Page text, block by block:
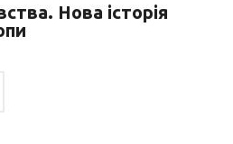
Нова історія